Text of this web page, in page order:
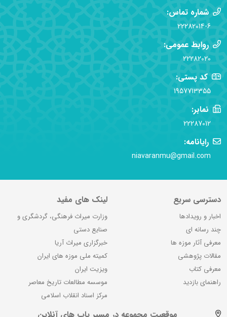
شماره تماس:
22282014-6
روابط عمومی:
22282020
کد پستی:
1957713355
نمابر:
22287012
رایانامه:
niavaranmu@gmail.com
دسترسی سریع
اخبار و رویدادها
چند رسانه ای
معرفی آثار موزه ها
مقالات پژوهشی
معرفی کتاب
راهنمای بازدید
لینک های مفید
وزارت میراث فرهنگی، گردشگری و
صنایع دستی
خبرگزاری میراث آریا
کمیته ملی موزه های ایران
ویزیت ایران
موسسه مطالعات تاریخ معاصر
مرکز اسناد انقلاب اسلامی